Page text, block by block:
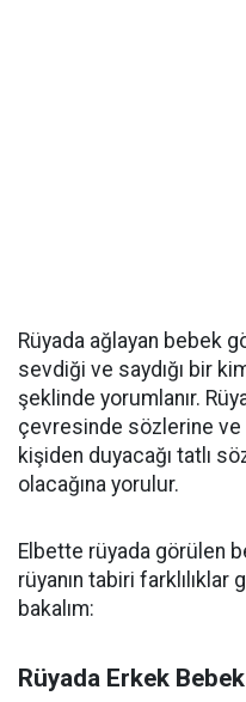
Rüyada ağlayan bebek
sevdiği ve saydığı bir
şeklinde yorumlanır.
çevresinde sözlerine
kişiden duyacağı tatlı
olacağına yorulur.
Elbette rüyada görülen
rüyanın tabiri
bakalım:
Rüyada Erkek